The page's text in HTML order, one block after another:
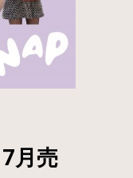
月売